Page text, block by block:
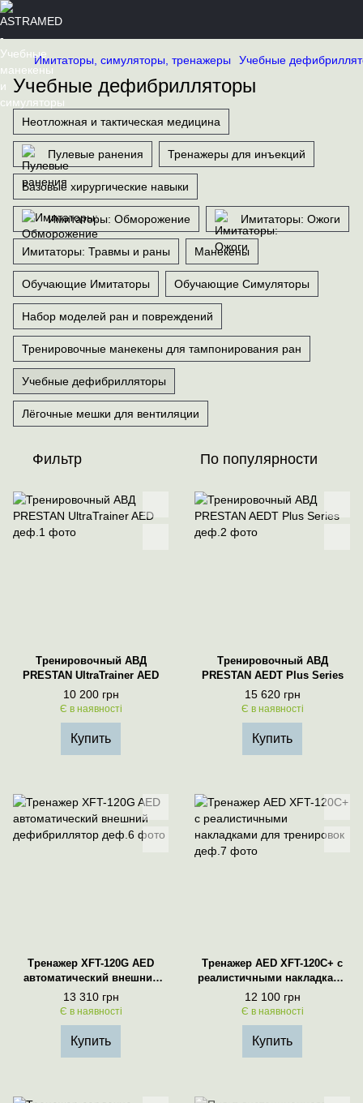
Имитаторы, симуляторы, тренажеры Учебные
Учебные дефибрилляторы
Неотложная и тактическая медицина
Пулевые ранения Тренажеры для инъекций
Базовые хирургические навыки
Имитаторы: Обморожение Имитаторы: Ожоги
Имитаторы: Травмы и раны Манекены
Обучающие Имитаторы Обучающие Симуляторы
Набор моделей ран и повреждений
Тренировочные манекены для тампонирования ран
Учебные дефибрилляторы
Лёгочные мешки для вентиляции
Фильтр По популярности
Тренировочный АВД
PRESTAN UltraTrainer AED
10 200 грн
Є в наявності
Купить
Тренировочный АВД
PRESTAN AEDT Plus Series
15 620 грн
Є в наявності
Купить
Тренажер XFT-120G AED
автоматический внешний
дефибриллятор
13 310 грн
Є в наявності
Купить
Тренажер AED XFT-120C+ с
реалистичными накладками
для тренировок
12 100 грн
Є в наявності
Купить